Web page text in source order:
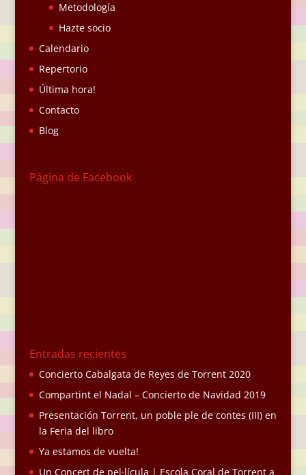
Metodología
Hazte socio
Calendario
Repertorio
Última hora!
Contacto
Blog
Página de Facebook
Entradas recientes
Concierto Cabalgata de Reyes de Torrent 2020
Compartint el Nadal – Concierto de Navidad 2019
Presentación Torrent, un poble ple de contes (III) en
la Feria del libro
Ya estamos de vuelta!
Un Concert de pel·lícula | Escola Coral de Torrent a